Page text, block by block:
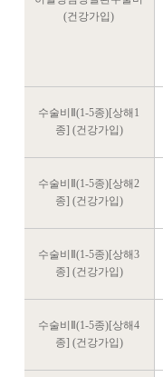
(건강가입)
수술비Ⅱ(1-5종)[상해1
종] (건강가입)
수술비Ⅱ(1-5종)[상해2
종] (건강가입)
수술비Ⅱ(1-5종)[상해3
종] (건강가입)
수술비Ⅱ(1-5종)[상해4
종] (건강가입)